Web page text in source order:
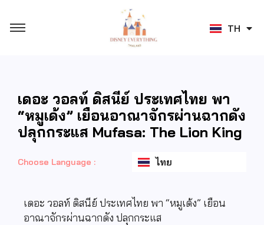
TH
ZH
เดอะ วอลท์ ดิสนีย์ ประเทศไทย พา
“หมูเด้ง” เยือนอาณาจักรผ่านฉากดัง
ปลุกกระแส Mufasa: The Lion King
Choose Language : ไทย
เดอะ วอลท์ ดิสนีย์ ประเทศไทย พา “หมูเด้ง” เยือน
อาณาจักรผ่านฉากดัง ปลุกกระแส